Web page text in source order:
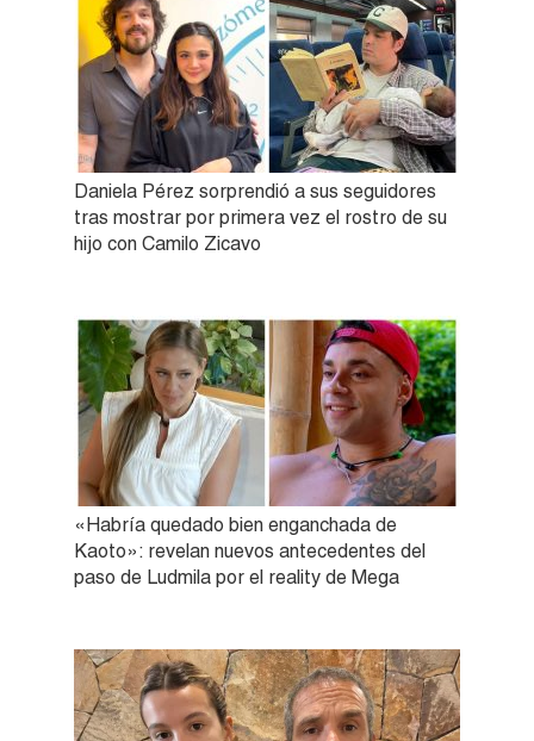
Daniela Pérez sorprendió a sus seguidores
tras mostrar por primera vez el rostro de su
hijo con Camilo Zicavo
«Habría quedado bien enganchada de
Kaoto»: revelan nuevos antecedentes del
paso de Ludmila por el reality de Mega